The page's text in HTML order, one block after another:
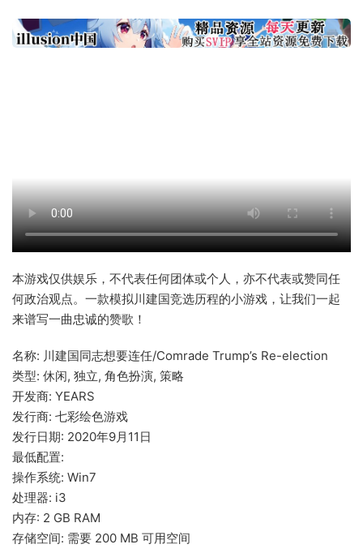
本游戏仅供娱乐，不代表任何团体或个人，亦不代表或赞同任
何政治观点。一款模拟川建国竞选历程的小游戏，让我们一起
来谱写一曲忠诚的赞歌！
名称: 川建国同志想要连任/Comrade Trump’s Re-election
类型: 休闲, 独立, 角色扮演, 策略
开发商: YEARS
发行商: 七彩绘色游戏
发行日期: 2020年9月11日
最低配置:
操作系统: Win7
处理器: i3
内存: 2 GB RAM
存储空间: 需要 200 MB 可用空间